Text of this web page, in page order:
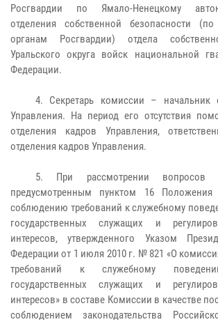
Росгвардии по Ямало-Ненецкому
отделения собственной безопасности (по
органам Росгвардии) отдела
Уральского округа войск национальной
Федерации.
4. Секретарь комиссии – начальник
Управления. На период его отсутствия
отделения кадров Управления,
отделения кадров Управления.
5. При рассмотрении вопросов
предусмотренным пунктом 16
соблюдению требований к служебному
государственных служащих и
интересов, утвержденного Указом
Федерации от 1 июля 2010 г. № 821 «О
требований к служебному
государственных служащих и
интересов» в составе Комиссии в качестве
соблюдением законодательства